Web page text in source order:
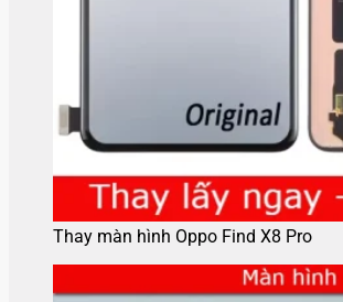
Thay màn hình Oppo Find X8 Pro